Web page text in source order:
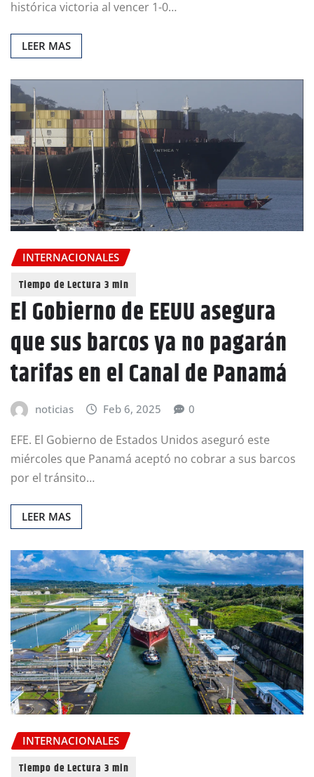
histórica victoria al vencer 1-0…
LEER MAS
INTERNACIONALES
El Gobierno de EEUU asegura
que sus barcos ya no pagarán
tarifas en el Canal de Panamá
noticias Feb 6, 2025 0
EFE. El Gobierno de Estados Unidos aseguró este
miércoles que Panamá aceptó no cobrar a sus barcos
por el tránsito…
LEER MAS
INTERNACIONALES